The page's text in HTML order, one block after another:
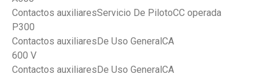
Contactos auxiliaresServicio De PilotoCC operada
P300
Contactos auxiliaresDe Uso GeneralCA
600 V
Contactos auxiliaresDe Uso GeneralCA